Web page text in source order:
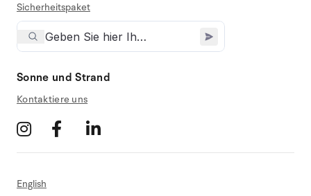
Sicherheitspaket
Sonne und Strand
Kontaktiere uns
English